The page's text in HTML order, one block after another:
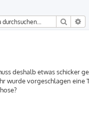
Suche
deshalb etwas schicker
wurde vorgeschlagen